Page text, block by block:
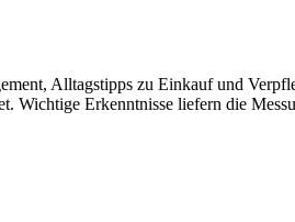
Alltagstipps zu Einkauf und
Wichtige Erkenntnisse liefern die